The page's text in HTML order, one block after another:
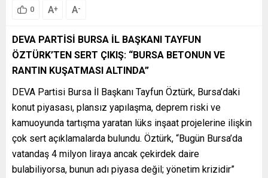
0 A+ A-
DEVA PARTİSİ BURSA İL BAŞKANI TAYFUN
ÖZTÜRK’TEN SERT ÇIKIŞ: “BURSA BETONUN VE
RANTIN KUŞATMASI ALTINDA”
DEVA Partisi Bursa İl Başkanı Tayfun Öztürk, Bursa’daki
konut piyasası, plansız yapılaşma, deprem riski ve
kamuoyunda tartışma yaratan lüks inşaat projelerine ilişkin
çok sert açıklamalarda bulundu. Öztürk, “Bugün Bursa’da
vatandaş 4 milyon liraya ancak çekirdek daire
bulabiliyorsa, bunun adı piyasa değil; yönetim krizidir”